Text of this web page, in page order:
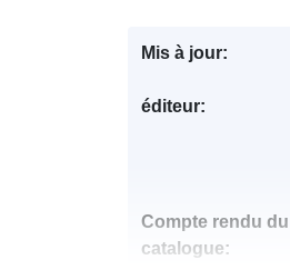
Mis à jour:
éditeur:
Compte rendu du
catalogue: